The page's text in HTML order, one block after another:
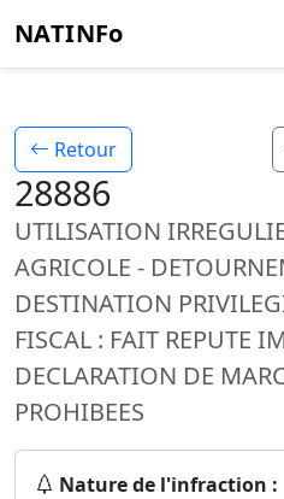
NATINFo
Retour
28886
UTILISATION
AGRICOLE -
DESTINATION
FISCAL : FAIT REPUTE
DECLARATION DE
PROHIBEES
Nature de l'infraction :